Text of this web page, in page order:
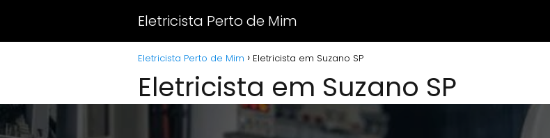
Eletricista Perto de Mim
Eletricista Perto de Mim Eletricista em Suzano SP
Eletricista em Suzano SP